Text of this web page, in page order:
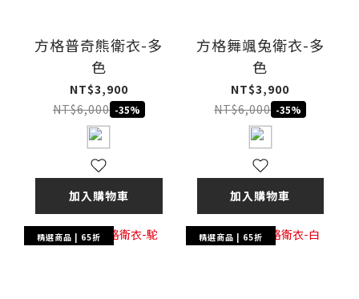
方格普奇熊衛衣-多
色
NT$3,900
NT$6,000 -35%
加入購物車
方格舞颯兔衛衣-多
色
NT$3,900
NT$6,000 -35%
加入購物車
精選商品 | 65折 精選商品 | 65折